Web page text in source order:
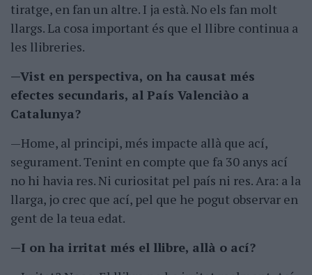
tiratge, en fan un altre. I ja està. No els fan molt
llargs. La cosa important és que el llibre continua a
les llibreries.
—Vist en perspectiva, on ha causat més
efectes secundaris, al País Valenciào a
Catalunya?
—Home, al principi, més impacte allà que ací,
segurament. Tenint en compte que fa 30 anys ací
no hi havia res. Ni curiositat pel país ni res. Ara: a la
llarga, jo crec que ací, pel que he pogut observar en
gent de la teua edat.
—I on ha irritat més el llibre, allà o ací?